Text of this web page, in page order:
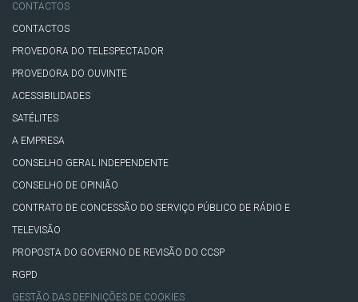
CONTACTOS
CONTACTOS
PROVEDORA DO TELESPECTADOR
PROVEDORA DO OUVINTE
ACESSIBILIDADES
SATÉLITES
A EMPRESA
CONSELHO GERAL INDEPENDENTE
CONSELHO DE OPINIÃO
CONTRATO DE CONCESSÃO DO SERVIÇO PÚBLICO DE RÁDIO E
TELEVISÃO
PROPOSTA DO GOVERNO DE REVISÃO DO CCSP
RGPD
GESTÃO DAS DEFINIÇÕES DE COOKIES